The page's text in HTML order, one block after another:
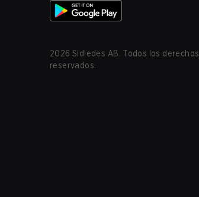
2026 Sidledes AB. Todos los derechos
reservados.